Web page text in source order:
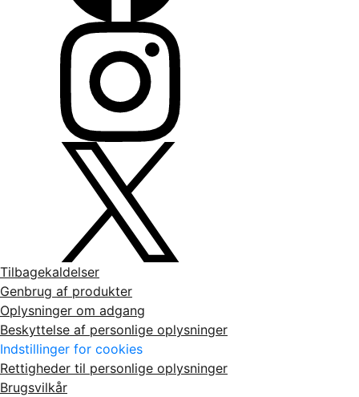
Tilbagekaldelser
Genbrug af produkter
Oplysninger om adgang
Beskyttelse af personlige oplysninger
Indstillinger for cookies
Rettigheder til personlige oplysninger
Brugsvilkår